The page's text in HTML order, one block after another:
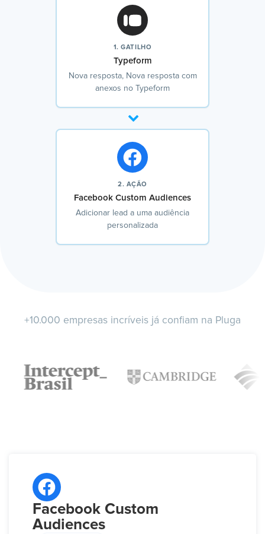
1. GATILHO
Typeform
Nova resposta, Nova resposta com
anexos no Typeform
2. AÇÃO
Facebook Custom Audiences
Adicionar lead a uma audiência
personalizada
+10.000 empresas incríveis já confiam na Pluga
Facebook Custom
Audiences